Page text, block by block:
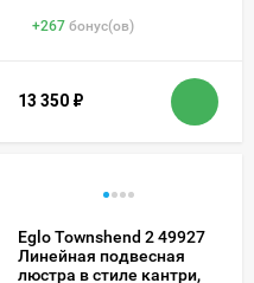
+267 бонус(ов)
13 350 ₽
Eglo Townshend 2 49927
Линейная подвесная
люстра в стиле кантри,